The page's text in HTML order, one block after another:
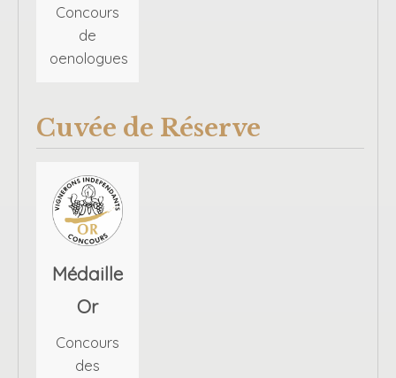
Concours
de
oenologues
Cuvée de Réserve
Médaille
Or
Concours
des